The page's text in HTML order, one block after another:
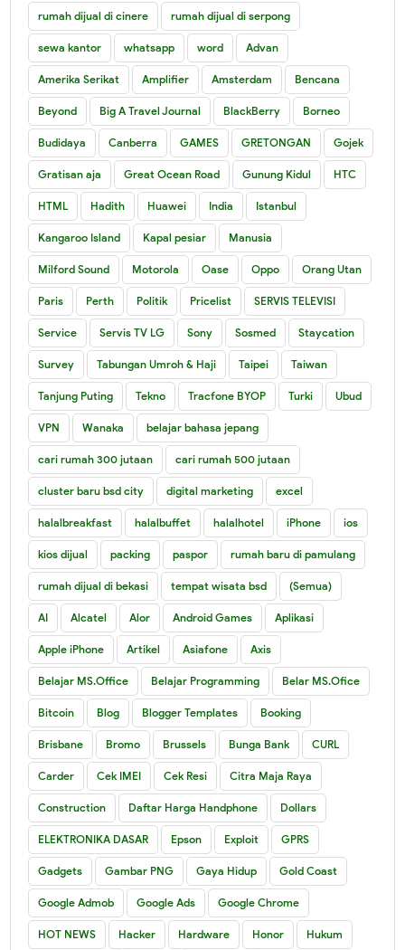
rumah dijual di cinere rumah dijual di serpong
sewa kantor whatsapp word Advan
Amerika Serikat Amplifier Amsterdam Bencana
Beyond Big A Travel Journal BlackBerry Borneo
Budidaya Canberra GAMES GRETONGAN Gojek
Gratisan aja Great Ocean Road Gunung Kidul HTC
HTML Hadith Huawei India Istanbul
Kangaroo Island Kapal pesiar Manusia
Milford Sound Motorola Oase Oppo Orang Utan
Paris Perth Politik Pricelist SERVIS TELEVISI
Service Servis TV LG Sony Sosmed Staycation
Survey Tabungan Umroh & Haji Taipei Taiwan
Tanjung Puting Tekno Tracfone BYOP Turki Ubud
VPN Wanaka belajar bahasa jepang
cari rumah 300 jutaan cari rumah 500 jutaan
cluster baru bsd city digital marketing excel
halalbreakfast halalbuffet halalhotel iPhone ios
kios dijual packing paspor rumah baru di pamulang
rumah dijual di bekasi tempat wisata bsd (Semua)
AI Alcatel Alor Android Games Aplikasi
Apple iPhone Artikel Asiafone Axis
Belajar MS.Office Belajar Programming Belar MS.Ofice
Bitcoin Blog Blogger Templates Booking
Brisbane Bromo Brussels Bunga Bank CURL
Carder Cek IMEI Cek Resi Citra Maja Raya
Construction Daftar Harga Handphone Dollars
ELEKTRONIKA DASAR Epson Exploit GPRS
Gadgets Gambar PNG Gaya Hidup Gold Coast
Google Admob Google Ads Google Chrome
HOT NEWS Hacker Hardware Honor Hukum